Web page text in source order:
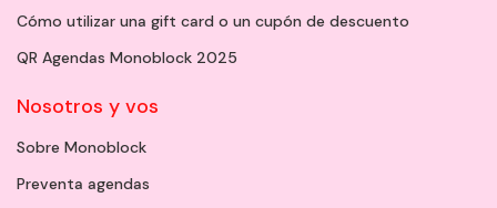
Cómo utilizar una gift card o un cupón de descuento
QR Agendas Monoblock 2025
Nosotros y vos
Sobre Monoblock
Preventa agendas